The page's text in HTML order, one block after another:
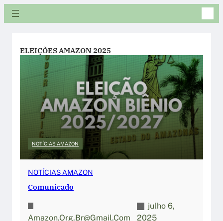
Pular
para
ELEIÇÕES AMAZON 2025
NOTÍCIAS AMAZON
NOTÍCIAS AMAZON
Comunicado
Amazon.org.br@gmail.com
julho 6,
2025